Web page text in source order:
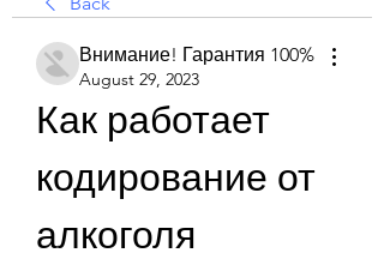
Внимание! Гарантия 100%
August 29, 2023
Как работает
кодирование от
алкоголя